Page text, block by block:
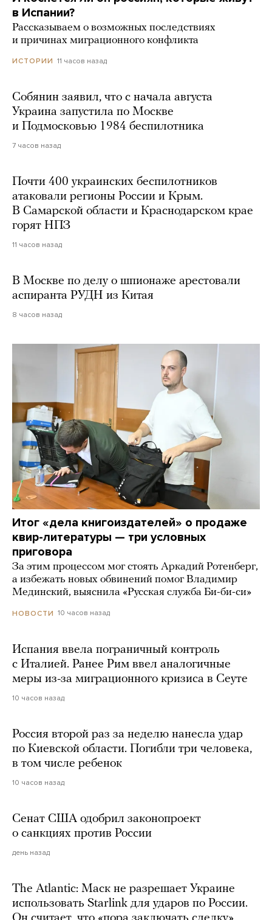
в Испании?
Рассказываем о возможных последствиях
и причинах миграционного конфликта
ИСТОРИИ 11 часов назад
Собянин заявил, что с начала августа
Украина запустила по Москве
и Подмосковью 1984 беспилотника
7 часов назад
Почти 400 украинских беспилотников
атаковали регионы России и Крым.
В Самарской области и Краснодарском крае
горят НПЗ
11 часов назад
В Москве по делу о шпионаже арестовали
аспиранта РУДН из Китая
8 часов назад
Итог «дела книгоиздателей» о продаже
квир-литературы — три условных
приговора
За этим процессом мог стоять Аркадий Ротенберг,
а избежать новых обвинений помог Владимир
Мединский, выяснила «Русская служба Би-би-си»
НОВОСТИ 10 часов назад
Испания ввела пограничный контроль
с Италией. Ранее Рим ввел аналогичные
меры из-за миграционного кризиса в Сеуте
10 часов назад
Россия второй раз за неделю нанесла удар
по Киевской области. Погибли три человека,
в том числе ребенок
10 часов назад
Сенат США одобрил законопроект
о санкциях против России
день назад
The Atlantic: Маск не разрешает Украине
использовать Starlink для ударов по России.